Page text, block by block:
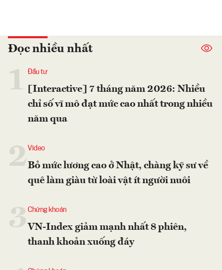
Đọc nhiều nhất
Đầu tư
[Interactive] 7 tháng năm 2026: Nhiều
chỉ số vĩ mô đạt mức cao nhất trong nhiều
năm qua
2Video
Bỏ mức lương cao ở Nhật, chàng kỹ sư về
quê làm giàu từ loài vật ít người nuôi
Chứng khoán
VN-Index giảm mạnh nhất 8 phiên,
thanh khoản xuống đáy